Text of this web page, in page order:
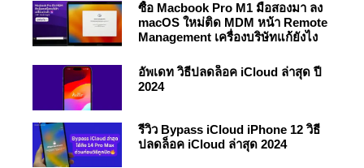
ซื้อ Macbook Pro M1 มือสองมา ลง
macOS ใหม่ติด MDM หน้า Remote
Management เครื่องบริษัทแก้ยังไง
อัพเดท วิธีปลดล็อค iCloud ล่าสุด ปี
2024
รีวิว Bypass iCloud iPhone 12 วิธี
ปลดล็อค iCloud ล่าสุด 2024